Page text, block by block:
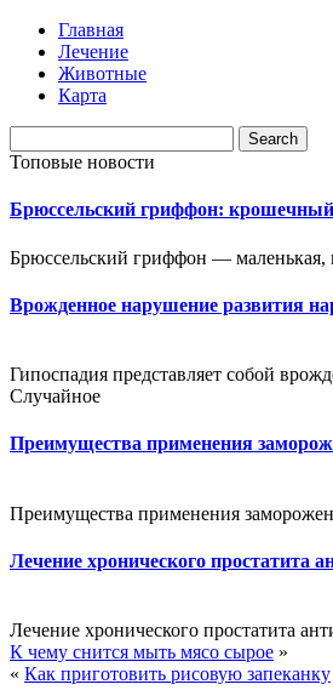
Главная
Лечение
Животные
Карта
Топовые новости
Брюссельский гриффон:
Брюссельский гриффон — маленькая,
Врожденное нарушение развития
Гипоспадия представляет собой
Случайное
Преимущества применения
Преимущества применения
Лечение хронического простатита
Лечение хронического простатита
К чему снится мыть мясо сырое »
« Как приготовить рисовую запеканку